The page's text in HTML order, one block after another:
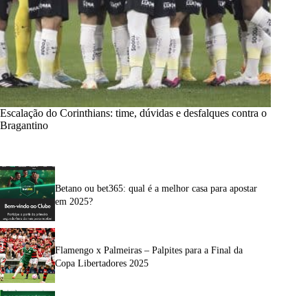
Escalação do Corinthians: time, dúvidas e desfalques contra o
Bragantino
Betano ou bet365: qual é a melhor casa para apostar
em 2025?
Flamengo x Palmeiras – Palpites para a Final da
Copa Libertadores 2025